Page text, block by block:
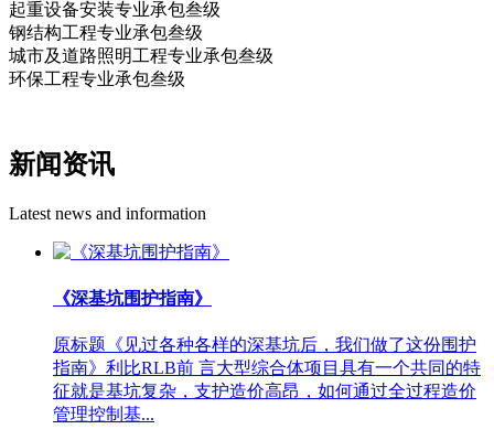
起重设备安装专业承包叁级
钢结构工程专业承包叁级
城市及道路照明工程专业承包叁级
环保工程专业承包叁级
新闻资讯
Latest news and information
《深基坑围护指南》
原标题《见过各种各样的深基坑后，我们做了这份围护
指南》利比RLB前 言大型综合体项目具有一个共同的特
征就是基坑复杂，支护造价高昂，如何通过全过程造价
管理控制基...